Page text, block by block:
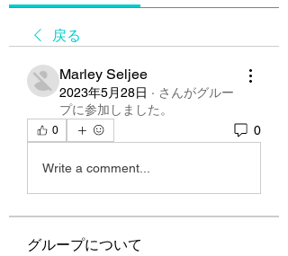
戻る
Marley Seljee
2023年5月28日 · さんがグルー
プに参加しました。
0 0
Write a comment...
グループについて